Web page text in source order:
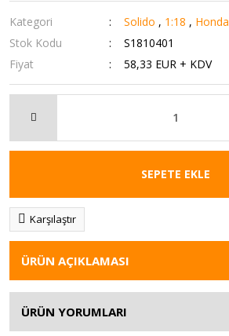
Kategori Solido , 1:18 , Honda
Stok Kodu
S1810401
Fiyat
58,33 EUR + KDV
SEPETE EKLE
Karşılaştır
ÜRÜN AÇIKLAMASI
ÜRÜN YORUMLARI